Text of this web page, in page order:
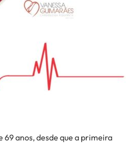
69 anos, desde que a primeira